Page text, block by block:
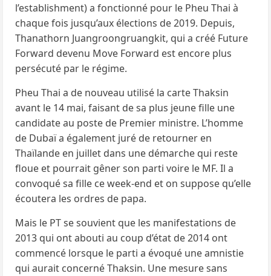
l’establishment) a fonctionné pour le Pheu Thai à
chaque fois jusqu’aux élections de 2019. Depuis,
Thanathorn Juangroongruangkit, qui a créé Future
Forward devenu Move Forward est encore plus
persécuté par le régime.
Pheu Thai a de nouveau utilisé la carte Thaksin
avant le 14 mai, faisant de sa plus jeune fille une
candidate au poste de Premier ministre. L’homme
de Dubaï a également juré de retourner en
Thaïlande en juillet dans une démarche qui reste
floue et pourrait gêner son parti voire le MF. Il a
convoqué sa fille ce week-end et on suppose qu’elle
écoutera les ordres de papa.
Mais le PT se souvient que les manifestations de
2013 qui ont abouti au coup d’état de 2014 ont
commencé lorsque le parti a évoqué une amnistie
qui aurait concerné Thaksin. Une mesure sans